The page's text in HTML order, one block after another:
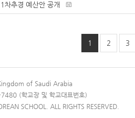
차추경 예산안 공개
1 2 3
of Saudi Arabia
(학교장 및 학교대표번호)
SCHOOL. ALL RIGHTS RESERVED.